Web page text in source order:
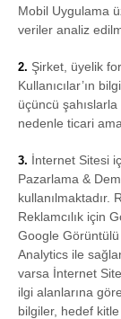
Mobil Uygulama
veriler analiz
2. Şirket, üyelik
Kullanıcılar’ın
üçüncü
nedenle ticari
3. İnternet Sitesi
Pazarlama &
kullanılmaktadır.
Reklamcılık için
Google Görüntülü
Analytics ile
varsa İnternet
ilgi alanlarına
bilgiler, hedef kitle